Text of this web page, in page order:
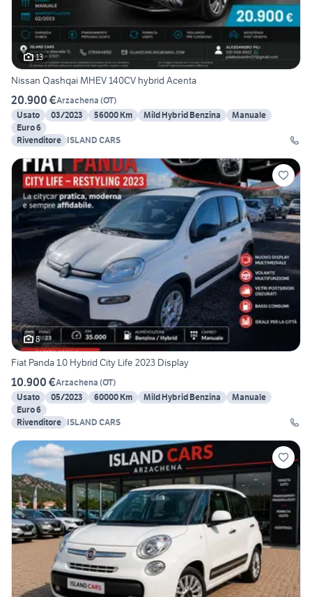
13
Nissan Qashqai MHEV 140CV hybrid Acenta
20.900 €Arzachena (OT)
Usato
03/2023 56000 Km Mild Hybrid Benzina
Manuale
Euro 6
Rivenditore ISLAND CARS
8
Fiat Panda 1.0 Hybrid City Life 2023 Display
10.900 €Arzachena (OT)
Usato
05/2023 60000 Km Mild Hybrid Benzina
Manuale
Euro 6
Rivenditore ISLAND CARS